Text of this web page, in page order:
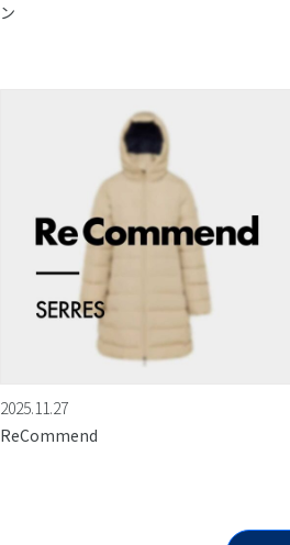
ン
2025.11.27
ReCommend